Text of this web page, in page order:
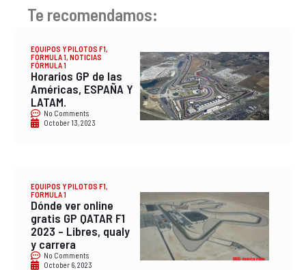
Te recomendamos:
EQUIPOS Y PILOTOS F1,
FORMULA 1, NOTICIAS
FÓRMULA 1
Horarios GP de las
Américas, ESPAÑA Y
LATAM.
No Comments
October 13, 2023
EQUIPOS Y PILOTOS F1,
FORMULA 1
Dónde ver online
gratis GP QATAR F1
2023 – Libres, qualy
y carrera
No Comments
October 6, 2023